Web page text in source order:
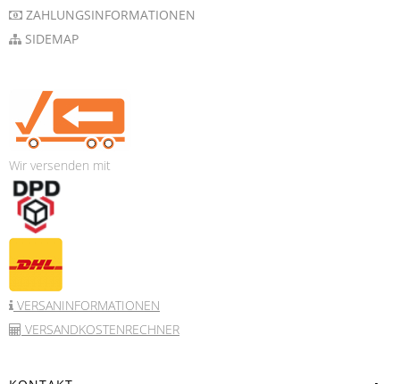
ZAHLUNGSINFORMATIONEN
SIDEMAP
Wir versenden mit
VERSANINFORMATIONEN
VERSANDKOSTENRECHNER